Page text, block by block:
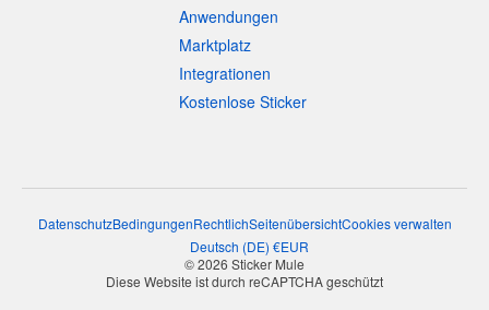
Anwendungen
Marktplatz
Integrationen
Kostenlose Sticker
DatenschutzBedingungenRechtlichSeitenübersichtCookies verwalten
Deutsch (DE) €EUR
© 2026 Sticker Mule
Diese Website ist durch reCAPTCHA geschützt